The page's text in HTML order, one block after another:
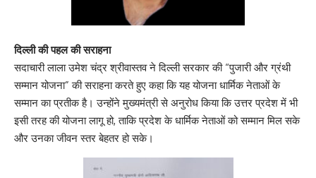
दिल्ली की पहल की सराहना
सदाचारी लाला उमेश चंद्र श्रीवास्तव ने दिल्ली सरकार की “पुजारी और ग्रंथी
सम्मान योजना” की सराहना करते हुए कहा कि यह योजना धार्मिक नेताओं के
सम्मान का प्रतीक है। उन्होंने मुख्यमंत्री से अनुरोध किया कि उत्तर प्रदेश में भी
इसी तरह की योजना लागू हो, ताकि प्रदेश के धार्मिक नेताओं को सम्मान मिल सके
और उनका जीवन स्तर बेहतर हो सके।